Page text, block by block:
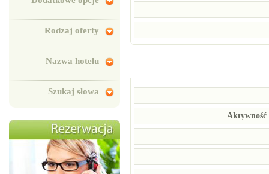
Rodzaj oferty
Nazwa hotelu
Szukaj słowa